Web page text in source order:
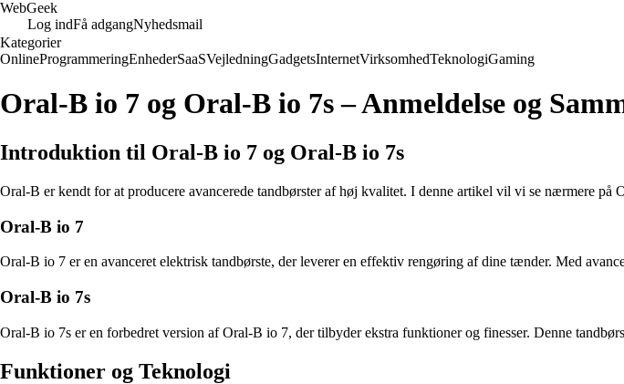
WebGeek
Log indFå adgangNyhedsmail
Kategorier
OnlineProgrammeringEnhederSaaSVejledningGadgetsInternetVirksomhedTeknologiGaming
Oral-B io 7 og Oral-B io 7s – Anmeldelse og
Introduktion til Oral-B io 7 og Oral-B io 7s
Oral-B er kendt for at producere avancerede tandbørster af høj kvalitet. I denne artikel vil vi se nærmere
Oral-B io 7
Oral-B io 7 er en avanceret elektrisk tandbørste, der leverer en effektiv rengøring af dine tænder. Med
Oral-B io 7s
Oral-B io 7s er en forbedret version af Oral-B io 7, der tilbyder ekstra funktioner og finesser. Denne
Funktioner og Teknologi